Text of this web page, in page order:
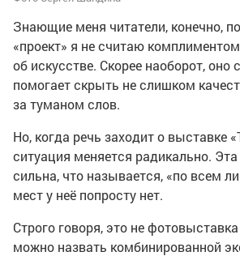
Знающие меня читатели, конечно,
«проект» я не считаю
об искусстве. Скорее наоборот,
помогает скрыть не слишком
за туманом слов.
Но, когда речь заходит о выставке
ситуация меняется радикально.
сильна, что называется, «по всем
мест у неё попросту нет.
Строго говоря, это не
можно назвать комбинированной